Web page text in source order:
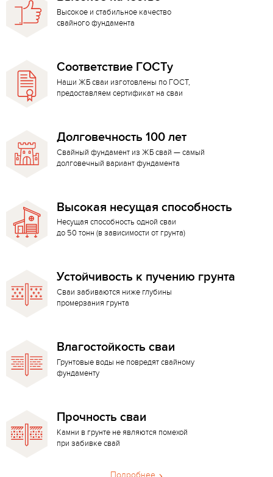
Высокое и стабильное качество
свайного фундамента
Соответствие ГОСТу
Наши ЖБ сваи изготовлены по ГОСТ,
предоставляем сертификат на сваи
Долговечность 100 лет
Свайный фундамент из ЖБ свай — самый
долговечный вариант фундамента
Высокая несущая способность
Несущая способность одной сваи
до 50 тонн (в зависимости от грунта)
Устойчивость к пучению грунта
Сваи забиваются ниже глубины
промерзания грунта
Влагостойкость сваи
Грунтовые воды не повредят свайному
фундаменту
Прочность сваи
Камни в грунте не являются помехой
при забивке свай
Подробнее